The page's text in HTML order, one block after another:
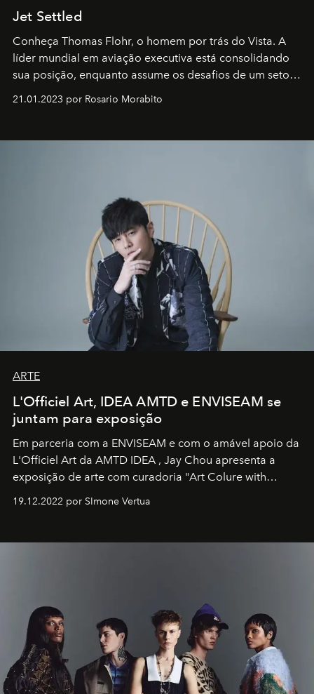
Jet Settled
Conheça Thomas Flohr, o homem por trás do Vista. A
líder mundial em aviação executiva está consolidando
sua posição, enquanto assume os desafios de um setor
em rápida evolução e redefinindo o conceito de luxo
21.01.2023 por Rosario Morabito
ARTE
L'Officiel Art, IDEA AMTD e ENVISEAM se
juntam para exposição
Em parceria com a ENVISEAM e com o amável apoio da
L'Officiel Art da AMTD IDEA , Jay Chou apresenta a
exposição de arte com curadoria "Art Colure with
19.12.2022 por SImone Vertua